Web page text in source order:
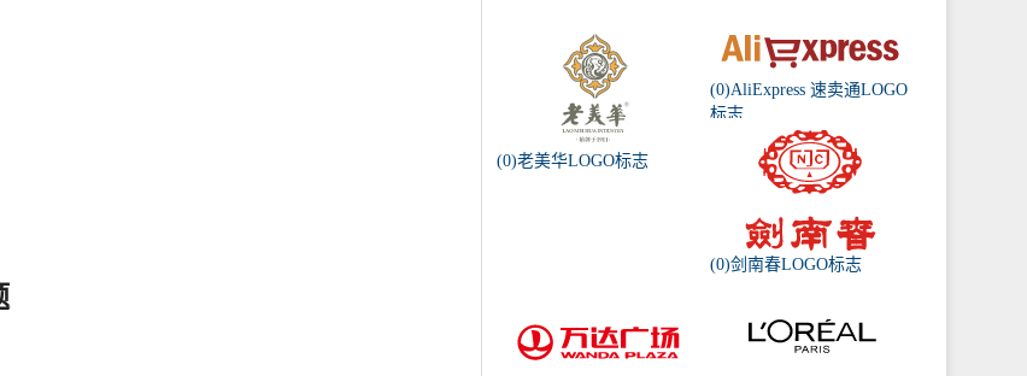
(0)老美华LOGO标志
(0)AliExpress 速卖通LOGO
标志
(0)剑南春LOGO标志